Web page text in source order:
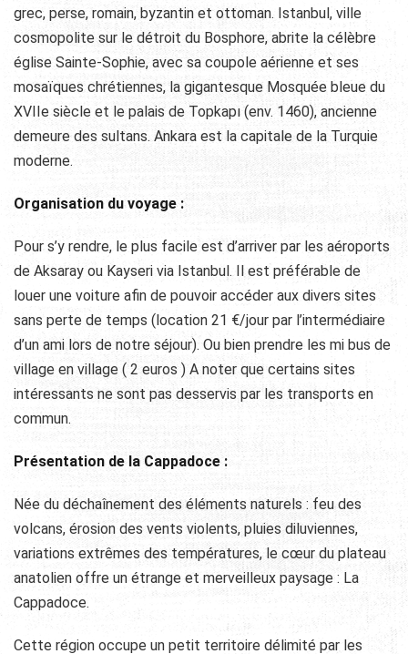
grec, perse, romain, byzantin et ottoman. Istanbul, ville
cosmopolite sur le détroit du Bosphore, abrite la célèbre
église Sainte-Sophie, avec sa coupole aérienne et ses
mosaïques chrétiennes, la gigantesque Mosquée bleue du
XVIIe siècle et le palais de Topkapı (env. 1460), ancienne
demeure des sultans. Ankara est la capitale de la Turquie
moderne.
Organisation du voyage :
Pour s’y rendre, le plus facile est d’arriver par les aéroports
de Aksaray ou Kayseri via Istanbul. Il est préférable de
louer une voiture afin de pouvoir accéder aux divers sites
sans perte de temps (location 21 €/jour par l’intermédiaire
d’un ami lors de notre séjour). Ou bien prendre les mi bus de
village en village ( 2 euros ) A noter que certains sites
intéressants ne sont pas desservis par les transports en
commun.
Présentation de la Cappadoce :
Née du déchaînement des éléments naturels : feu des
volcans, érosion des vents violents, pluies diluviennes,
variations extrêmes des températures, le cœur du plateau
anatolien offre un étrange et merveilleux paysage : La
Cappadoce.
Cette région occupe un petit territoire délimité par les